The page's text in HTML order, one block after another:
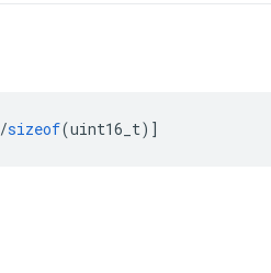
/sizeof(uint16_t)]